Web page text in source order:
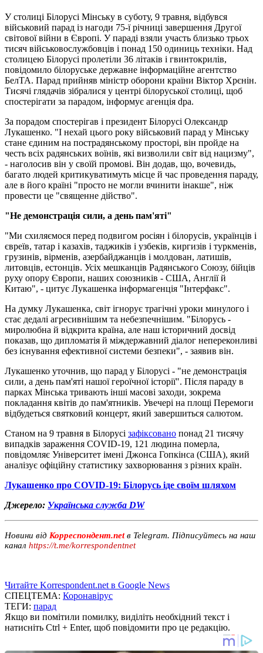
У столиці Білорусі Мінську в суботу, 9 травня, відбувся
військовий парад із нагоди 75-ї річниці завершення Другої
світової війни в Європі. У параді взяли участь близько трьох
тисяч військовослужбовців і понад 150 одиниць техніки. Над
столицею Білорусі пролетіли 36 літаків і гвинтокрилів,
повідомило білоруське державне інформаційне агентство
БелТА. Парад прийняв міністр оборони країни Віктор Хрєнін.
Тисячі глядачів зібралися у центрі білоруської столиці, щоб
спостерігати за парадом, інформує агенція dpa.
За порадом спостерігав і президент Білорусі Олександр
Лукашенко. "І нехай цього року військовий парад у Мінську
стане єдиним на пострадянському просторі, він пройде на
честь всіх радянських воїнів, які визволили світ від нацизму",
- наголосив він у своїй промові. Він додав, що, вочевидь,
багато людей критикуватимуть місце й час проведення параду,
але в його країні "просто не могли вчинити інакше", ніж
провести це "священне дійство".
"Не демонстрація сили, а день пам'яті"
"Ми схиляємося перед подвигом росіян і білорусів, українців і
євреїв, татар і казахів, таджиків і узбеків, киргизів і туркменів,
грузинів, вірменів, азербайджанців і молдован, латишів,
литовців, естонців. Усіх мешканців Радянського Союзу, бійців
руху опору Європи, наших союзників - США, Англії й
Китаю", - цитує Лукашенка інформагенція "Інтерфакс".
На думку Лукашенка, світ ігнорує трагічні уроки минулого і
стає дедалі агресивнішим та небезпечнішим. "Білорусь -
миролюбна й відкрита країна, але наш історичний досвід
показав, що дипломатія й міждержавний діалог непереконливі
без існування ефективної системи безпеки", - заявив він.
Лукашенко уточнив, що парад у Білорусі - "не демонстрація
сили, а день пам'яті нашої героїчної історії". Після параду в
парках Мінська тривають інші масові заходи, зокрема
покладання квітів до пам'ятників. Увечері на площі Перемоги
відбудеться святковий концерт, який завершиться салютом.
Станом на 9 травня в Білорусі зафіксовано понад 21 тисячу
випадків зараження COVID-19, 121 людина померла,
повідомляє Університет імені Джонса Гопкінса (США), який
аналізує офіційну статистику захворювання з різних країн.
Лукашенко про COVID-19: Білорусь іде своїм шляхом
Джерело: Українська служба DW
Новини від Корреспондент.net в Telegram. Підписуйтесь на наш
канал https://t.me/korrespondentnet
Читайте Korrespondent.net в Google News
СПЕЦТЕМА: Коронавірус
ТЕГИ: парад
Якщо ви помітили помилку, виділіть необхідний текст і
натисніть Ctrl + Enter, щоб повідомити про це редакцію.